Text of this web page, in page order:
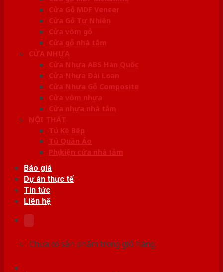
Cửa Gỗ MDF Veneer
Cửa Gỗ Tự Nhiên
Cửa vòm gỗ
Cửa gỗ nhà tắm
CỬA NHỰA
Cửa Nhựa ABS Hàn Quốc
Cửa Nhựa Đài Loan
Cửa Nhựa Gỗ Composite
Cửa vòm nhựa
Cửa nhựa nhà tắm
NỘI THẤT
Tủ Kệ Bếp
Tủ Quần Áo
Phụ kiện cửa nhà tắm
Báo giá
Dự án thực tế
Tin tức
Liên hệ
Chưa có sản phẩm trong giỏ hàng.